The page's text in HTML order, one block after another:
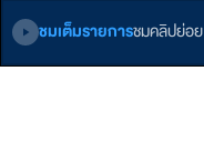
ชมเต็มรายการชมคลิปย่อย